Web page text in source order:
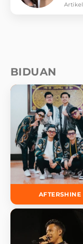
Artikel
BIDUAN
AFTERSHINE